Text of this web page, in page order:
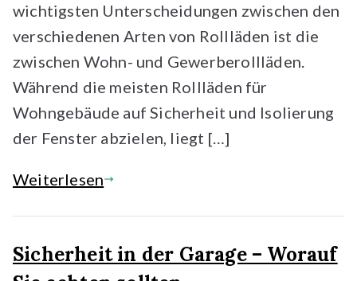
wichtigsten Unterscheidungen zwischen den
verschiedenen Arten von Rollläden ist die
zwischen Wohn- und Gewerberollläden.
Während die meisten Rollläden für
Wohngebäude auf Sicherheit und Isolierung
der Fenster abzielen, liegt […]
Weiterlesen
Sicherheit in der Garage – Worauf